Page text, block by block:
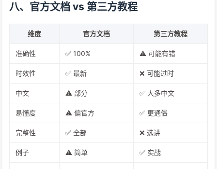
八、官方文档 vs 第三方教程
维度 官方文档 第三方教程
准确性 ✅ 100% ⚠️ 可能有错
时效性 ✅ 最新 ❌ 可能过时
中文 ⚠️ 部分 ✅ 大多中文
易懂度 ⚠️ 偏官方 ✅ 更通俗
完整性 ✅ 全部 ❌ 选讲
例子 ⚠️ 简单 ✅ 实战